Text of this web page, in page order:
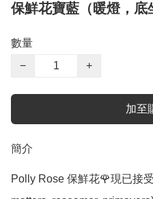
保鮮花寶藍（暖燈，
數量
−
+
加至
簡介
Polly Rose 保鮮花🌹現已接